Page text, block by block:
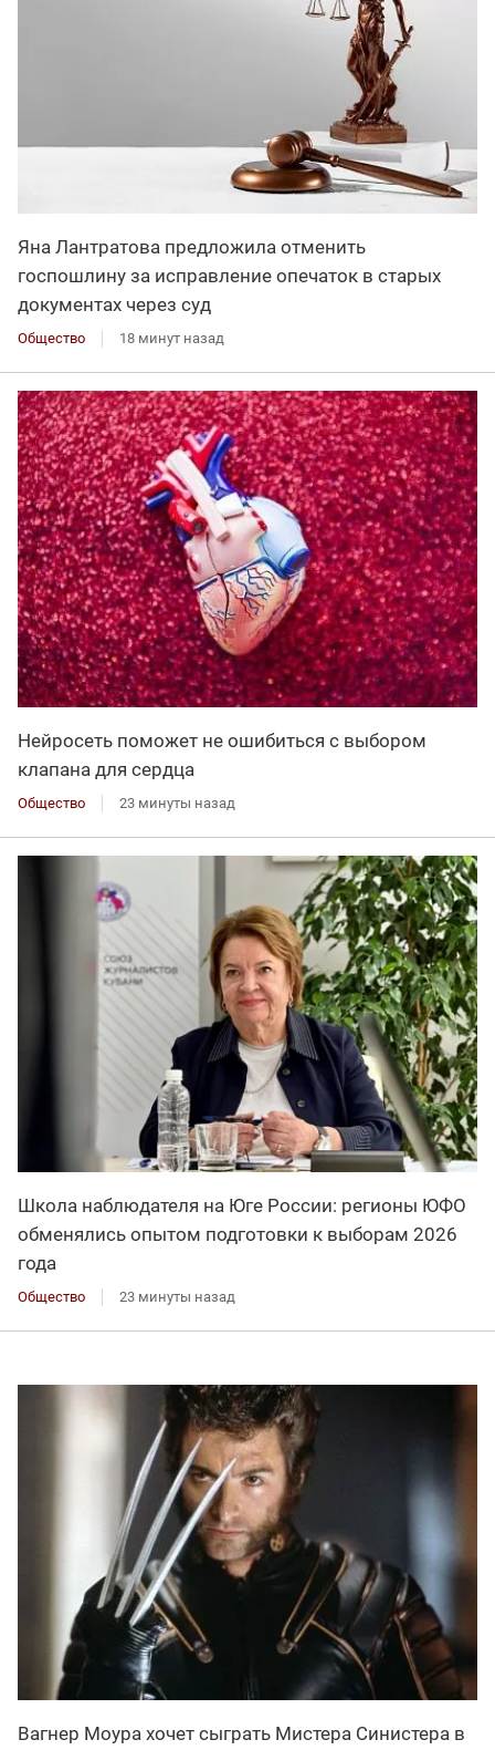
Яна Лантратова предложила отменить
госпошлину за исправление опечаток в старых
документах через суд
Общество 18 минут назад
Нейросеть поможет не ошибиться с выбором
клапана для сердца
Общество 23 минуты назад
Школа наблюдателя на Юге России: регионы ЮФО
обменялись опытом подготовки к выборам 2026
года
Общество 23 минуты назад
Вагнер Моура хочет сыграть Мистера Синистера в